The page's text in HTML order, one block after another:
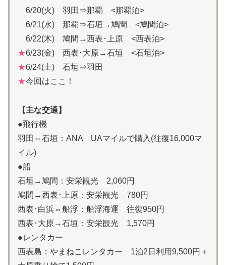
6/20(火) 羽田⇒那覇 <那覇泊>
6/21(水) 那覇⇒石垣→鳩間 <鳩間泊>
6/22(木) 鳩間→西表･上原 <西表泊>
★6/23(金) 西表･大原→石垣 <石垣泊>
★6/24(土) 石垣⇒羽田
★今回はここ！
【主な交通】
●飛行機
羽田⇔石垣：ANA UAマイルで購入(往復16,000マ
イル)
●船
石垣→鳩間：安栄観光 2,060円
鳩間→西表･上原：安栄観光 780円
西表･白浜⇔船浮：船浮海運 往復950円
西表･大原→石垣：安栄観光 1,570円
●レンタカー
西表島：やまねこレンタカー 1泊2日利用9,500円＋